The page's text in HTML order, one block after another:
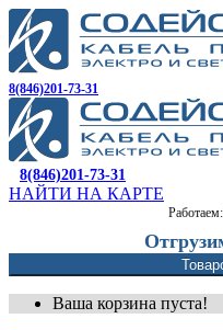
8(846)201-73-31
8(846)201-73-31
НАЙТИ НА КАРТЕ
Ваша корзина пуста!